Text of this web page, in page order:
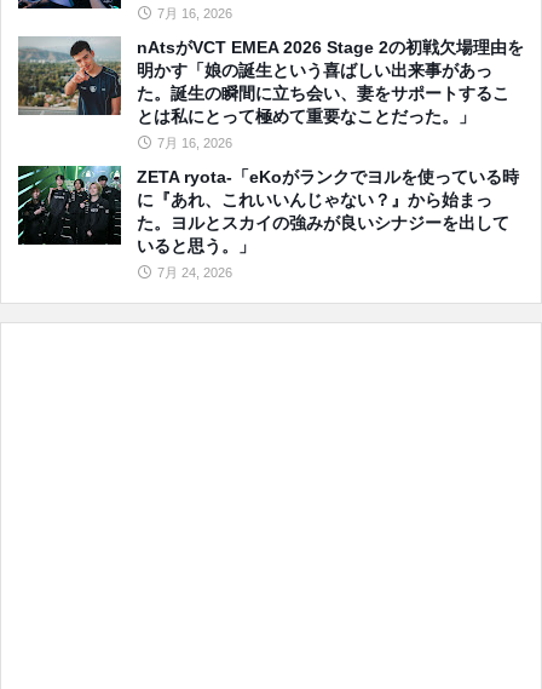
7月 16, 2026
nAtsがVCT EMEA 2026 Stage 2の初戦欠場理由を
明かす「娘の誕生という喜ばしい出来事があっ
た。誕生の瞬間に立ち会い、妻をサポートするこ
とは私にとって極めて重要なことだった。」
7月 16, 2026
ZETA ryota-「eKoがランクでヨルを使っている時
に『あれ、これいいんじゃない？』から始まっ
た。ヨルとスカイの強みが良いシナジーを出して
いると思う。」
7月 24, 2026